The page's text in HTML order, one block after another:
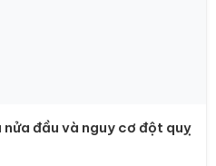
nửa đầu và nguy cơ đột quỵ